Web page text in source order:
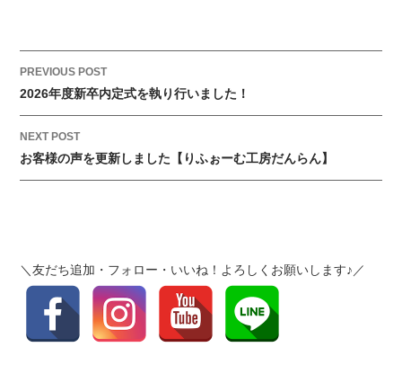
P
o
s
t
n
a
a
o
PREVIOUS POST
2026年度新卒内定式を執り行いました！
NEXT POST
お客様の声を更新しました【りふぉーむ工房だんらん】
＼友だち追加・フォロー・いいね！よろしくお願いします♪／